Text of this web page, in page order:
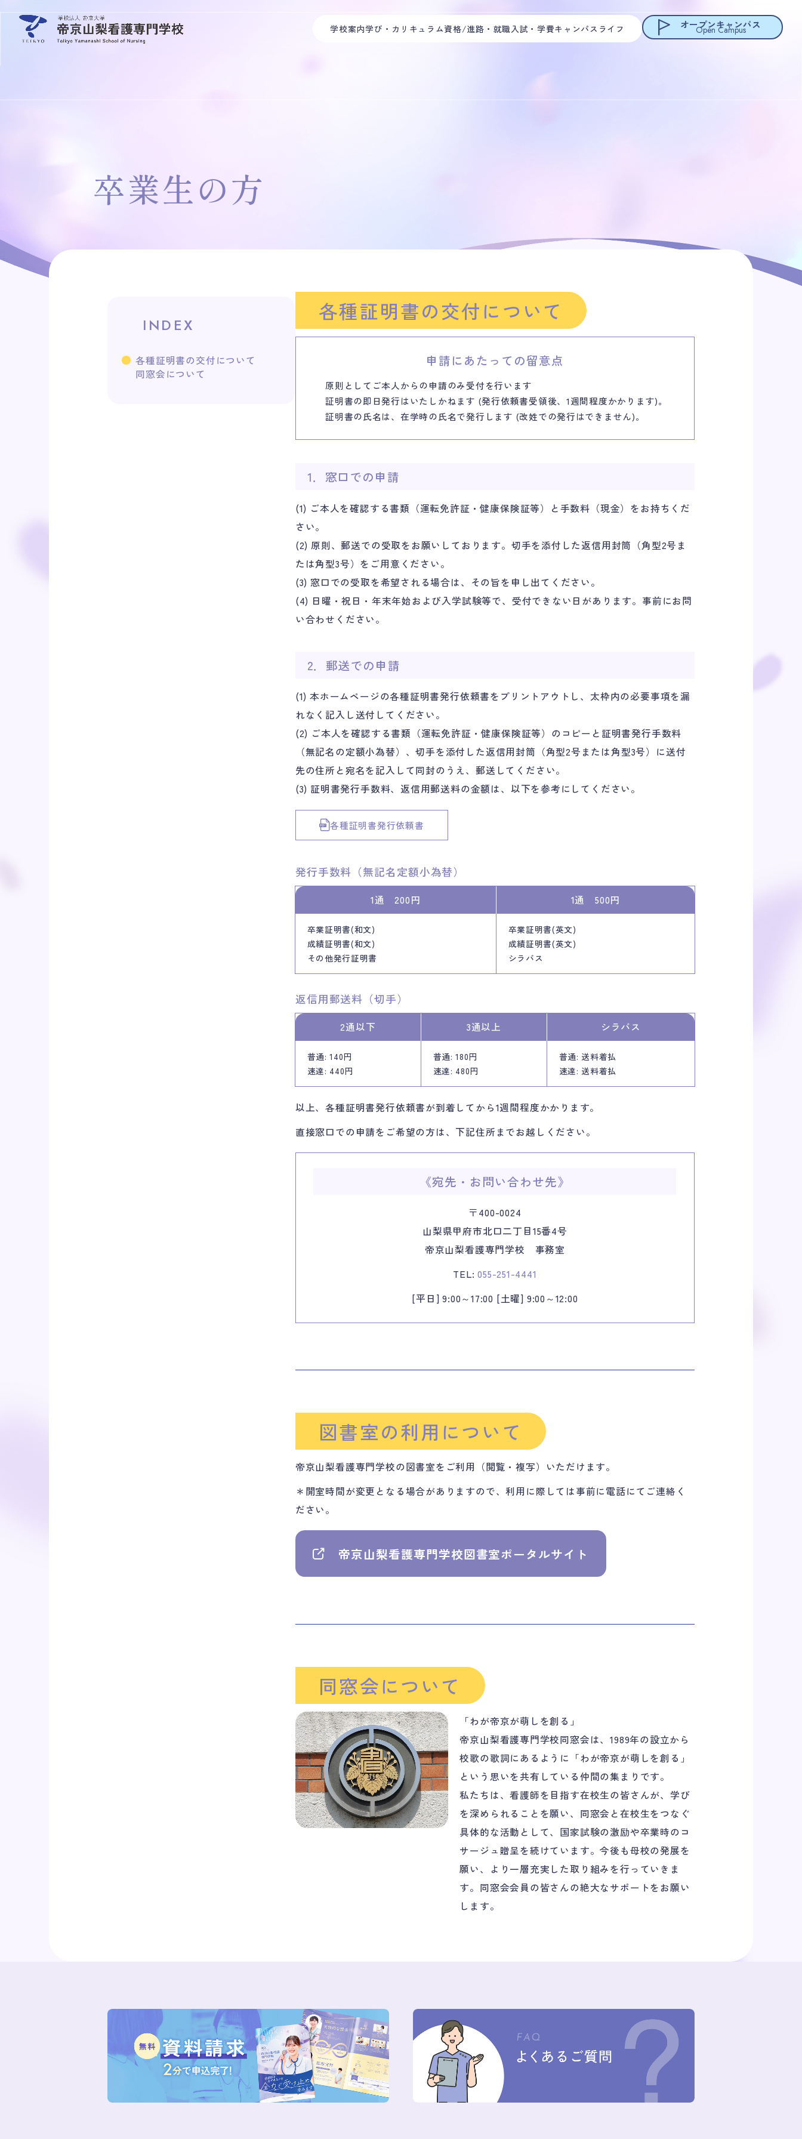
学校案内学び・カリキュラム資格/進路・就職入試・学費キャンパスライフ オープンキャンパス
Open Campus
卒業生の方
INDEX
各種証明書の交付について
同窓会について
各種証明書の交付について
申請にあたっての留意点
原則としてご本人からの申請のみ受付を行います
証明書の即日発行はいたしかねます (発行依頼書受領後、1週間程度かかります)。
証明書の氏名は、在学時の氏名で発行します (改姓での発行はできません)。
1．窓口での申請
(1) ご本人を確認する書類（運転免許証・健康保険証等）と手数料（現金）をお持ちくだ
さい。
(2) 原則、郵送での受取をお願いしております。切手を添付した返信用封筒（角型2号ま
たは角型3号）をご用意ください。
(3) 窓口での受取を希望される場合は、その旨を申し出てください。
(4) 日曜・祝日・年末年始および入学試験等で、受付できない日があります。事前にお問
い合わせください。
2．郵送での申請
(1) 本ホームページの各種証明書発行依頼書をプリントアウトし、太枠内の必要事項を漏
れなく記入し送付してください。
(2) ご本人を確認する書類（運転免許証・健康保険証等）のコピーと証明書発行手数料
（無記名の定額小為替）、切手を添付した返信用封筒（角型2号または角型3号）に送付
先の住所と宛名を記入して同封のうえ、郵送してください。
(3) 証明書発行手数料、返信用郵送料の金額は、以下を参考にしてください。
各種証明書発行依頼書
発行手数料（無記名定額小為替）
1通 200円 1通 500円
卒業証明書(和文)
成績証明書(和文)
その他発行証明書
卒業証明書(英文)
成績証明書(英文)
シラバス
返信用郵送料（切手）
2通以下 3通以上 シラバス
普通: 140円
速達: 440円
普通: 180円
速達: 480円
普通: 送料着払
速達: 送料着払
以上、各種証明書発行依頼書が到着してから1週間程度かかります。
直接窓口での申請をご希望の方は、下記住所までお越しください。
《宛先・お問い合わせ先》
〒400-0024
山梨県甲府市北口二丁目15番4号
帝京山梨看護専門学校 事務室
TEL:055-251-4441
[平日] 9:00～17:00 [土曜] 9:00～12:00
図書室の利用について
帝京山梨看護専門学校の図書室をご利用（閲覧・複写）いただけます。
＊開室時間が変更となる場合がありますので、利用に際しては事前に電話にてご連絡く
ださい。
帝京山梨看護専門学校図書室ポータルサイト
同窓会について
「わが帝京が萌しを創る」
帝京山梨看護専門学校同窓会は、1989年の設立から
校歌の歌詞にあるように「わが帝京が萌しを創る」
という思いを共有している仲間の集まりです。
私たちは、看護師を目指す在校生の皆さんが、学び
を深められることを願い、同窓会と在校生をつなぐ
具体的な活動として、国家試験の激励や卒業時のコ
サージュ贈呈を続けています。今後も母校の発展を
願い、より一層充実した取り組みを行っていきま
す。同窓会会員の皆さんの絶大なサポートをお願い
します。